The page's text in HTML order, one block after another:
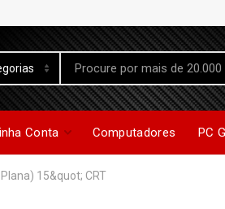
Conta Computadores PC
Plana) 15&quot; CRT